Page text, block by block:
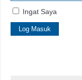
Ingat Saya